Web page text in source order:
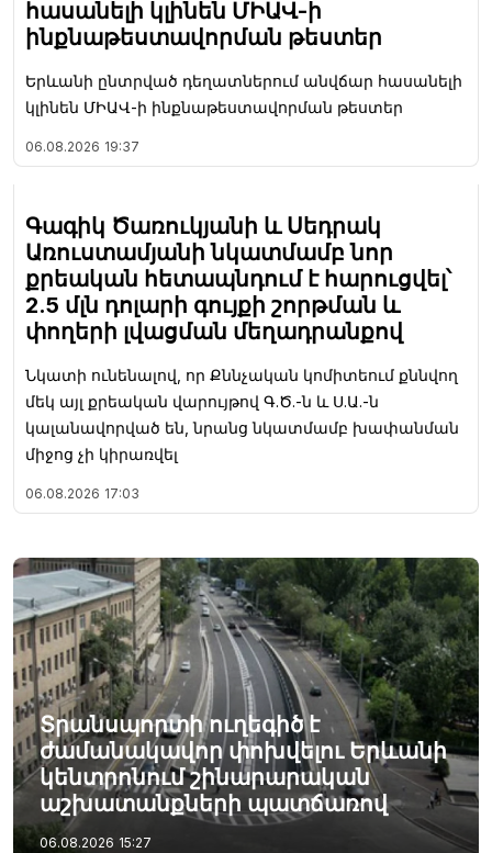
հասանելի կլինեն ՄԻԱՎ-ի
ինքնաթեստավորման թեստեր
Երևանի ընտրված դեղատներում անվճար հասանելի
կլինեն ՄԻԱՎ-ի ինքնաթեստավորման թեստեր
06.08.2026 19:37
Գագիկ Ծառուկյանի և Սեդրակ
Առուստամյանի նկատմամբ նոր
քրեական հետապնդում է հարուցվել՝
2.5 մլն դոլարի գույքի շորթման և
փողերի լվացման մեղադրանքով
Նկատի ունենալով, որ Քննչական կոմիտեում քննվող
մեկ այլ քրեական վարույթով Գ.Ծ.-ն և Ս.Ա.-ն
կալանավորված են, նրանց նկատմամբ խափանման
միջոց չի կիրառվել
06.08.2026 17:03
Տրանսպորտի ուղեգիծ է
ժամանակավոր փոխվելու Երևանի
կենտրոնում շինարարական
աշխատանքների պատճառով
06.08.2026 15:27